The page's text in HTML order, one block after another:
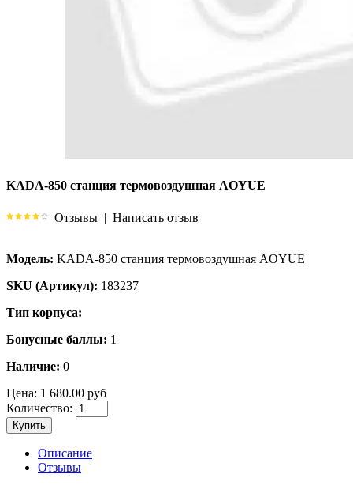
KADA-850 станция термовоздушная AOYUE
Отзывы | Написать отзыв
Модель: KADA-850 станция термовоздушная AOYUE
SKU (Артикул): 183237
Тип корпуса:
Бонусные баллы: 1
Наличие: 0
Цена: 1 680.00 руб
Количество:
Купить
Описание
Отзывы